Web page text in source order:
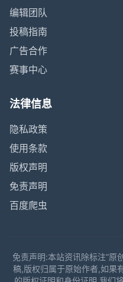
编辑团队
投稿指南
广告合作
赛事中心
法律信息
隐私政策
使用条款
版权声明
免责声明
百度爬虫
免责声明:本站资讯除标注“原
稿,版权归属于原始作者,如果